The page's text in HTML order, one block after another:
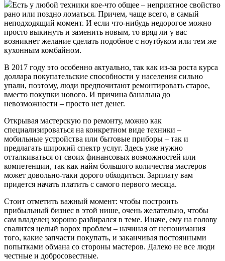
Есть у любой техники кое-что общее – неприятное свойство
рано или поздно ломаться. Причем, чаще всего, в самый
неподходящий момент. И если что-нибудь недорогое можно
просто выкинуть и заменить новым, то вряд ли у вас
возникнет желание сделать подобное с ноутбуком или тем же
кухонным комбайном.
В 2017 году это особенно актуально, так как из-за роста курса
доллара покупательские способности у населения сильно
упали, поэтому, люди предпочитают ремонтировать старое,
вместо покупки нового. И причина банальна до
невозможности – просто нет денег.
Открывая мастерскую по ремонту, можно как
специализироваться на конкретном виде техники –
мобильные устройства или бытовые приборы – так и
предлагать широкий спектр услуг. Здесь уже нужно
отталкиваться от своих финансовых возможностей или
компетенции, так как найм большого количества мастеров
может довольно-таки дорого обходиться. Зарплату вам
придется начать платить с самого первого месяца.
Стоит отметить важный момент: чтобы построить
прибыльный бизнес в этой нише, очень желательно, чтобы
сам владелец хорошо разбирался в теме. Иначе, ему на голову
свалится целый ворох проблем – начиная от непонимания
того, какие запчасти покупать, и заканчивая постоянными
попытками обмана со стороны мастеров. Далеко не все люди
честные и добросовестные.